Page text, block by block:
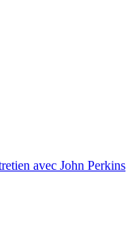
avec John Perkins